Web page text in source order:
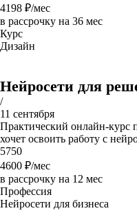
4198 ₽/мес
в рассрочку на 36 мес
Курс
Дизайн
Нейросети для
/
11 сентября
Практический онлайн-курс
хочет освоить работу с
5750
4600 ₽/мес
в рассрочку на 12 мес
Профессия
Нейросети для бизнеса